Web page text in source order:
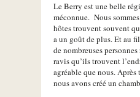
Le Berry est une belle
méconnue. Nous
hôtes trouvent souvent
a un goût de plus. Et au
de nombreuses
ravis qu’ils trouvent
agréable que nous. Après
nous avons créé un